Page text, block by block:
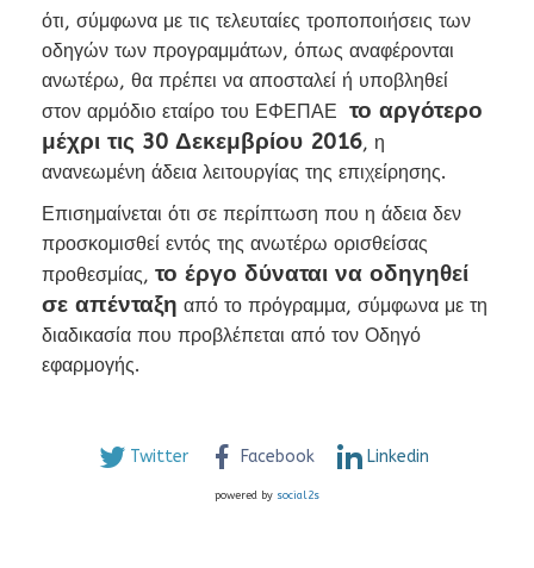
ότι, σύμφωνα με τις τελευταίες τροποποιήσεις των
οδηγών των προγραμμάτων, όπως αναφέρονται
ανωτέρω, θα πρέπει να αποσταλεί ή υποβληθεί
στον αρμόδιο εταίρο του ΕΦΕΠΑΕ το αργότερο
μέχρι τις 30 Δεκεμβρίου 2016, η
ανανεωμένη άδεια λειτουργίας της επιχείρησης.
Επισημαίνεται ότι σε περίπτωση που η άδεια δεν
προσκομισθεί εντός της ανωτέρω ορισθείσας
προθεσμίας, το έργο δύναται να οδηγηθεί
σε απένταξη από το πρόγραμμα, σύμφωνα με τη
διαδικασία που προβλέπεται από τον Οδηγό
εφαρμογής.
Twitter Facebook Linkedin
powered by social2s